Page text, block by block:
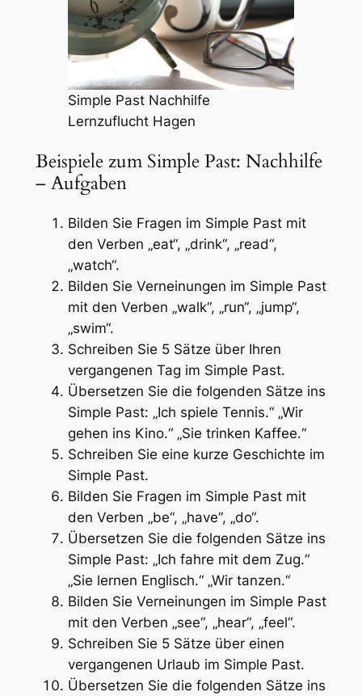
Simple Past Nachhilfe
Lernzuflucht Hagen
Beispiele zum Simple Past: Nachhilfe
– Aufgaben
Bilden Sie Fragen im Simple Past mit
den Verben „eat“, „drink“, „read“,
„watch“.
Bilden Sie Verneinungen im Simple Past
mit den Verben „walk“, „run“, „jump“,
„swim“.
Schreiben Sie 5 Sätze über Ihren
vergangenen Tag im Simple Past.
Übersetzen Sie die folgenden Sätze ins
Simple Past: „Ich spiele Tennis.“ „Wir
gehen ins Kino.“ „Sie trinken Kaffee.“
Schreiben Sie eine kurze Geschichte im
Simple Past.
Bilden Sie Fragen im Simple Past mit
den Verben „be“, „have“, „do“.
Übersetzen Sie die folgenden Sätze ins
Simple Past: „Ich fahre mit dem Zug.“
„Sie lernen Englisch.“ „Wir tanzen.“
Bilden Sie Verneinungen im Simple Past
mit den Verben „see“, „hear“, „feel“.
Schreiben Sie 5 Sätze über einen
vergangenen Urlaub im Simple Past.
Übersetzen Sie die folgenden Sätze ins